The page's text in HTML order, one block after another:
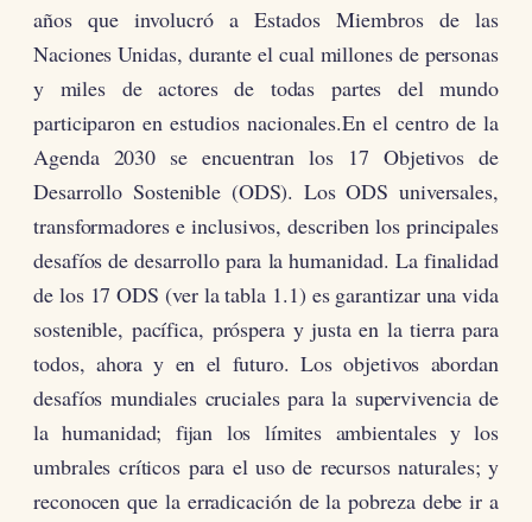
años que involucró a Estados Miembros de las
Naciones Unidas, durante el cual millones de personas
y miles de actores de todas partes del mundo
participaron en estudios nacionales.En el centro de la
Agenda 2030 se encuentran los 17 Objetivos de
Desarrollo Sostenible (ODS). Los ODS universales,
transformadores e inclusivos, describen los principales
desafíos de desarrollo para la humanidad. La finalidad
de los 17 ODS (ver la tabla 1.1) es garantizar una vida
sostenible, pacífica, próspera y justa en la tierra para
todos, ahora y en el futuro. Los objetivos abordan
desafíos mundiales cruciales para la supervivencia de
la humanidad; fijan los límites ambientales y los
umbrales críticos para el uso de recursos naturales; y
reconocen que la erradicación de la pobreza debe ir a